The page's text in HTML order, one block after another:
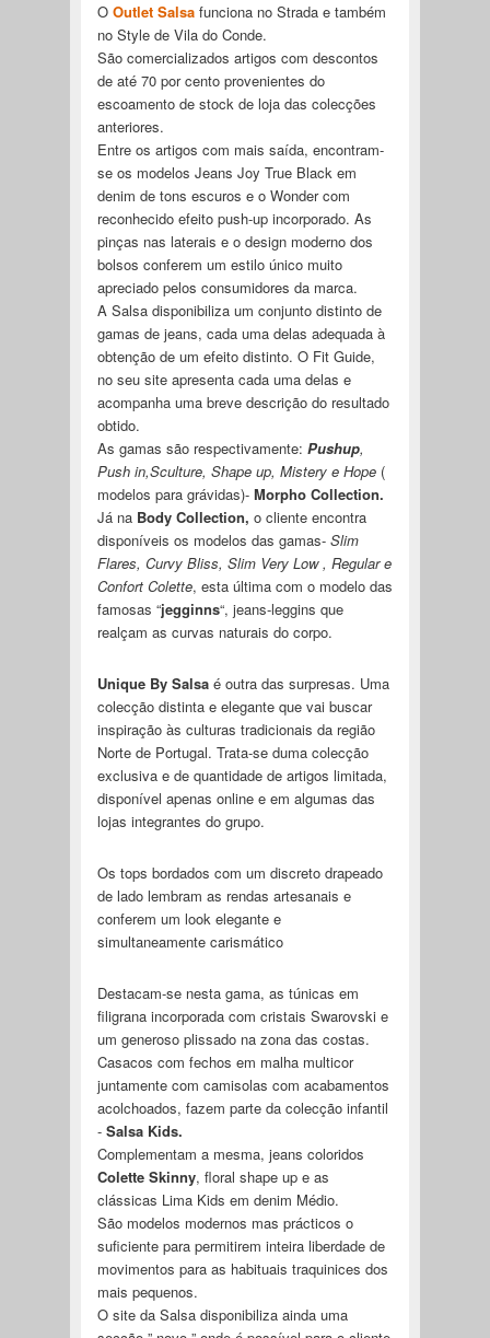
O Outlet Salsafunciona no Strada e também
no Style de Vila do Conde.
São comercializados artigos com descontos
de até 70 por cento provenientes do
escoamento de stock de loja das colecções
anteriores.
Entre os artigos com mais saída, encontram-
se os modelos Jeans Joy True Black em
denim de tons escuros e o Wonder com
reconhecido efeito push-up incorporado. As
pinças nas laterais e o design moderno dos
bolsos conferem um estilo único muito
apreciado pelos consumidores da marca.
A Salsa disponibiliza um conjunto distinto de
gamas de jeans, cada uma delas adequada à
obtenção de um efeito distinto. O Fit Guide,
no seu site apresenta cada uma delas e
acompanha uma breve descrição do resultado
obtido.
As gamas são respectivamente: Pushup,
Push in,Sculture, Shape up, Mistery e Hope(
modelos para grávidas)-Morpho Collection.
Já naBody Collection, o cliente encontra
disponíveis os modelos das gamas-Slim
Flares, Curvy Bliss, Slim Very Low , Regular e
Confort Colette, esta última com o modelo das
famosas “jegginns“, jeans-leggins que
realçam as curvas naturais do corpo.
Unique By Salsaé outra das surpresas. Uma
colecção distinta e elegante que vai buscar
inspiração às culturas tradicionais da região
Norte de Portugal. Trata-se duma colecção
exclusiva e de quantidade de artigos limitada,
disponível apenas online e em algumas das
lojas integrantes do grupo.
Os tops bordados com um discreto drapeado
de lado lembram as rendas artesanais e
conferem um look elegante e
simultaneamente carismático
Destacam-se nesta gama, as túnicas em
filigrana incorporada com cristais Swarovski e
um generoso plissado na zona das costas.
Casacos com fechos em malha multicor
juntamente com camisolas com acabamentos
acolchoados, fazem parte da colecção infantil
- Salsa Kids.
Complementam a mesma, jeans coloridos
Colette Skinny, floral shape up e as
clássicas Lima Kids em denim Médio.
São modelos modernos mas prácticos o
suficiente para permitirem inteira liberdade de
movimentos para as habituais traquinices dos
mais pequenos.
O site da Salsa disponibiliza ainda uma